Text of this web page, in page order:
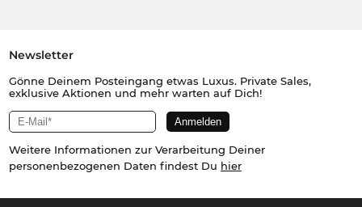
Newsletter
Gönne Deinem Posteingang etwas Luxus. Private Sales,
exklusive Aktionen und mehr warten auf Dich!
Weitere Informationen zur Verarbeitung Deiner
personenbezogenen Daten findest Du hier